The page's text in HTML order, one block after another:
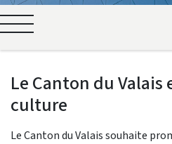
Le Canton du Valais
culture
Le Canton du Valais souhaite